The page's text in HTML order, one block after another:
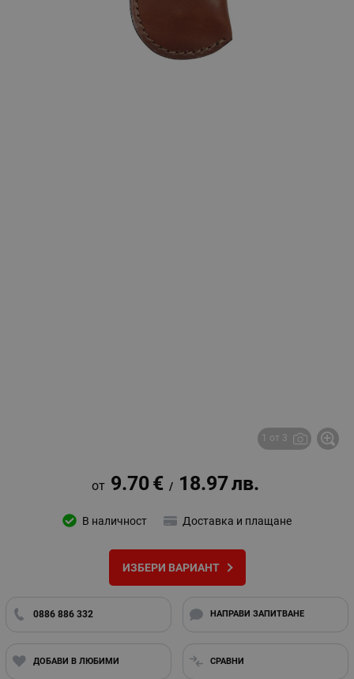
1 от 3
9.70 € / 18.97лв.
В наличност Доставка и плащане
ИЗБЕРИ ВАРИАНТ
0886 886 332 НАПРАВИ ЗАПИТВАНЕ
ДОБАВИ В ЛЮБИМИ СРАВНИ